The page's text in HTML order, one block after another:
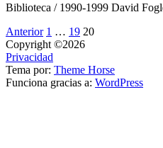
Biblioteca / 1990-1999 David
Anterior 1 … 19 20
Copyright ©2026
Privacidad
Tema por: Theme Horse
Funciona gracias a: WordPress